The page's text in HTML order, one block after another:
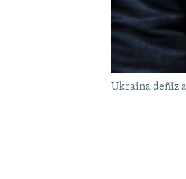
Ukraina deñiz